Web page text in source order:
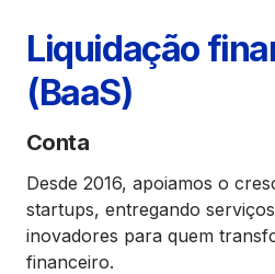
Liquidação
(BaaS)
Conta
Desde 2016, apoiamos o
startups, entregando
inovadores para quem
financeiro.